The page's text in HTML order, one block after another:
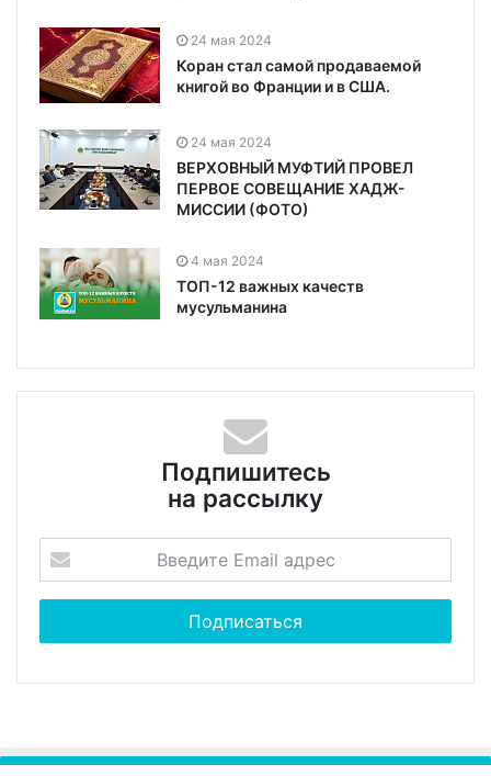
24 мая 2024
Коран стал самой продаваемой
книгой во Франции и в США.
24 мая 2024
ВЕРХОВНЫЙ МУФТИЙ ПРОВЕЛ
ПЕРВОЕ СОВЕЩАНИЕ ХАДЖ-
МИССИИ (ФОТО)
4 мая 2024
ТОП-12 важных качеств
мусульманина
Подпишитесь
на рассылку